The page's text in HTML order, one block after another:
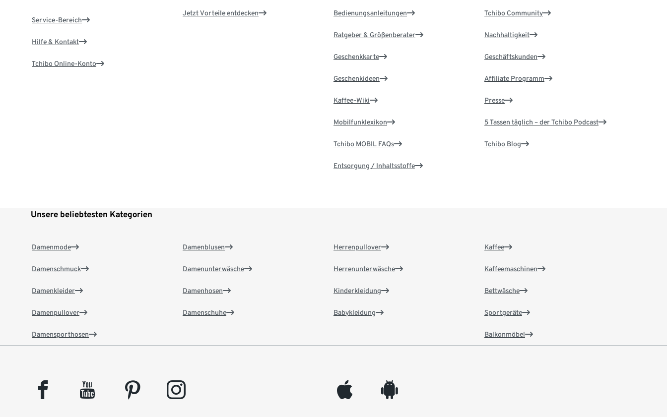
Service-Bereich
Hilfe & Kontakt
Tchibo Online-Konto
Jetzt Vorteile entdecken Bedienungsanleitungen
Ratgeber & Größenberater
Geschenkkarte
Geschenkideen
Kaffee-Wiki
Mobilfunklexikon
Tchibo MOBIL FAQs
Entsorgung / Inhaltsstoffe
Tchibo Community
Nachhaltigkeit
Geschäftskunden
Affiliate Programm
Presse
5 Tassen täglich – der Tchibo Podcast
Tchibo Blog
Unsere beliebtesten Kategorien
Damenmode
Damenschmuck
Damenkleider
Damenpullover
Damensporthosen
Damenblusen
Damenunterwäsche
Damenhosen
Damenschuhe
Herrenpullover
Herrenunterwäsche
Kinderkleidung
Babykleidung
Kaffee
Kaffeemaschinen
Bettwäsche
Sportgeräte
Balkonmöbel
facebook youtube pinterest instagram appleinc android